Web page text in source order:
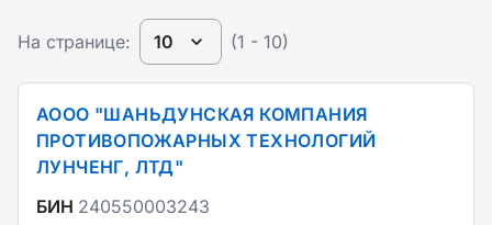
На странице: 10 (1 - 10)
АООО "ШАНЬДУНСКАЯ КОМПАНИЯ
ПРОТИВОПОЖАРНЫХ ТЕХНОЛОГИЙ
ЛУНЧЕНГ, ЛТД"
БИН 240550003243